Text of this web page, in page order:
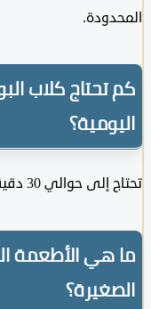
كلاب
30 دقيقة من التمارين اليومية.
الأطعمة